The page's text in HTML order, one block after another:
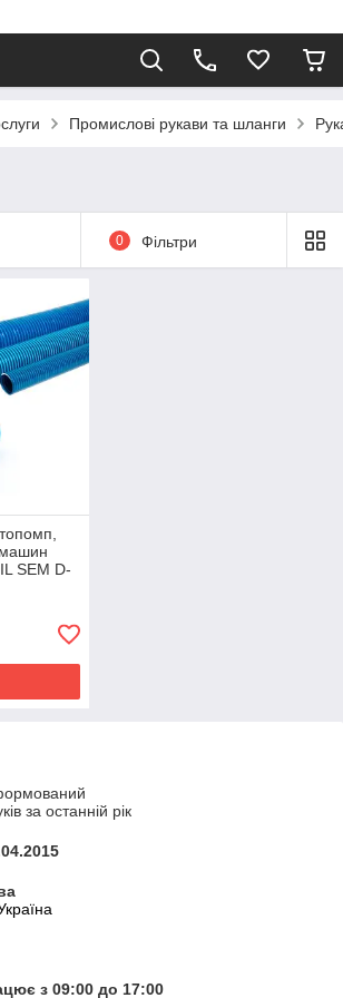
Промислові рукави та шланги
0 Фільтри
SEM D-
за останній рік
з 09:00 до 17:00